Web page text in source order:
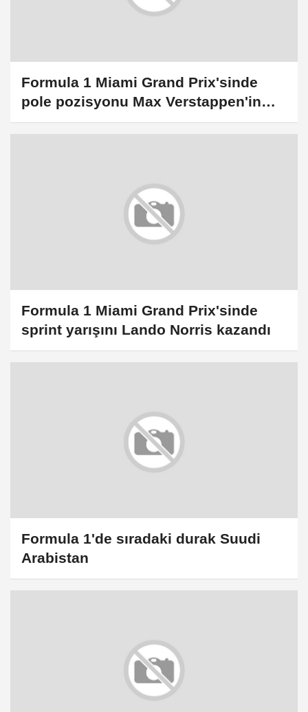
Formula 1 Miami Grand Prix'sinde
pole pozisyonu Max Verstappen'in
oldu
Formula 1 Miami Grand Prix'sinde
sprint yarışını Lando Norris kazandı
Formula 1'de sıradaki durak Suudi
Arabistan